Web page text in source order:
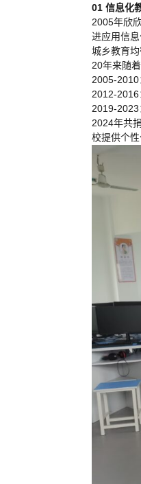
01 信息化
2005年欣
进应用信
城乡教育均
20年来随
2005-2010
2012-2016
2019-2023
2024年共
校提供个